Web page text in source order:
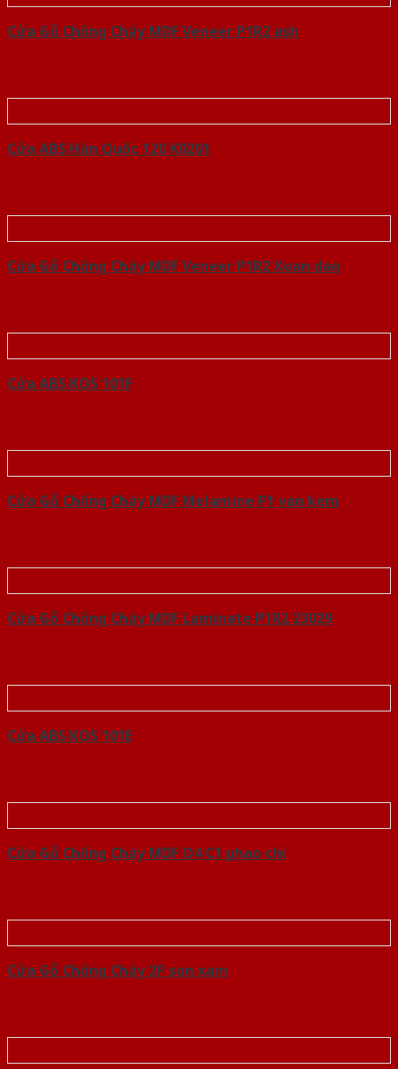
Cửa Gỗ Chống Cháy MDF Veneer P1R2 ash
Cửa ABS Hàn Quốc 120 K0201
Cửa Gỗ Chống Cháy MDF Veneer P1R2 Xoan dao
Cửa ABS KOS 101F
Cửa Gỗ Chống Cháy MDF Melamine P1 van kem
Cửa Gỗ Chống Cháy MDF Laminate P1R2 23029
Cửa ABS KOS 101E
Cửa Gỗ Chống Cháy MDF O4 C1 phao chi
Cửa Gỗ Chống Cháy 2P son xam